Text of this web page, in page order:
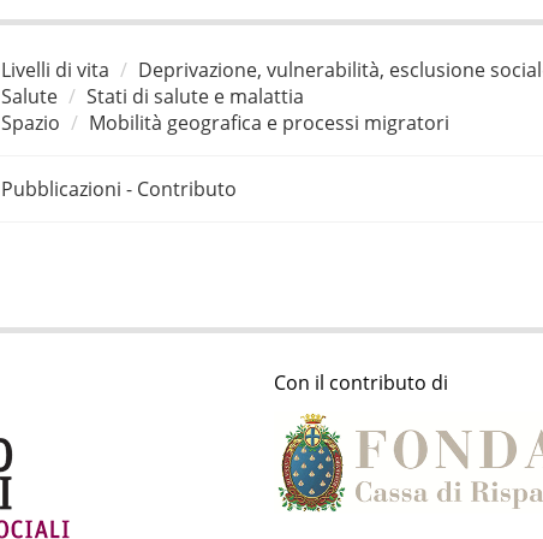
Livelli di vita
Deprivazione, vulnerabilità, esclusione
Salute
Stati di salute e malattia
Spazio
Mobilità geografica e processi migratori
Pubblicazioni - Contributo
Con il contributo di